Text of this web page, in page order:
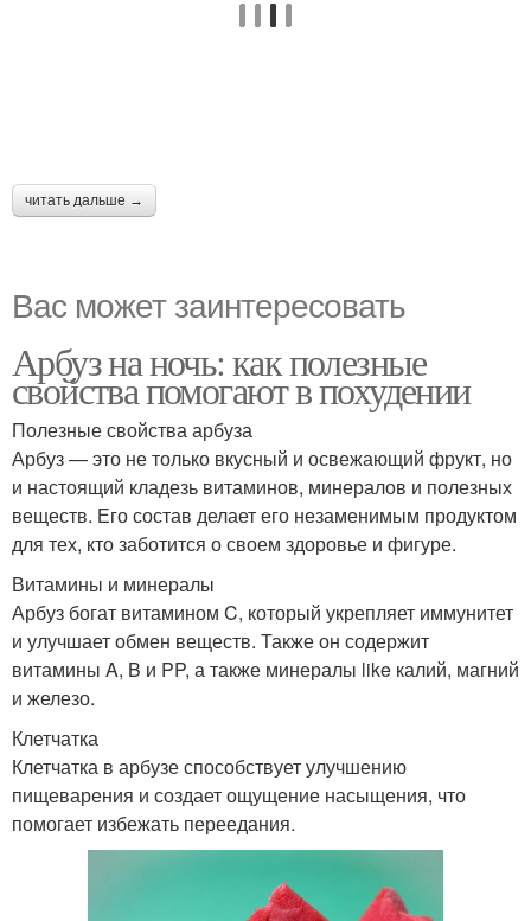
читать дальше →
Вас может заинтересовать
Арбуз на ночь: как полезные
свойства помогают в похудении
Полезные свойства арбуза
Арбуз — это не только вкусный и освежающий фрукт, но
и настоящий кладезь витаминов, минералов и полезных
веществ. Его состав делает его незаменимым продуктом
для тех, кто заботится о своем здоровье и фигуре.
Витамины и минералы
Арбуз богат витамином C, который укрепляет иммунитет
и улучшает обмен веществ. Также он содержит
витамины A, B и PP, а также минералы like калий, магний
и железо.
Клетчатка
Клетчатка в арбузе способствует улучшению
пищеварения и создает ощущение насыщения, что
помогает избежать переедания.